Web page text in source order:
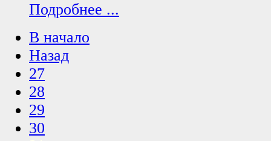
Подробнее ...
В начало
Назад
27
28
29
30